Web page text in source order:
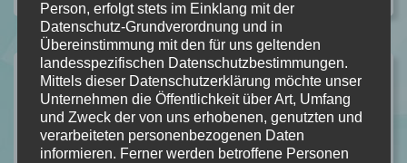
Goodnews!
13.03.2018
Zu Goodreads
Tatsächlich habe ich endlich meinen Account dort mal
Person, erfolgt stets im Einklang mit der
Datenschutz-Grundverordnung und in
Übereinstimmung mit den für uns geltenden
landesspezifischen Datenschutzbestimmungen.
Mittels dieser Datenschutzerklärung möchte unser
Unternehmen die Öffentlichkeit über Art, Umfang
und Zweck der von uns erhobenen, genutzten und
verarbeiteten personenbezogenen Daten
informieren. Ferner werden betroffene Personen